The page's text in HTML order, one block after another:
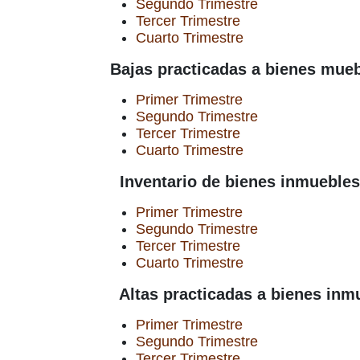
Segundo Trimestre
Tercer Trimestre
Cuarto Trimestre
Bajas practicadas a bienes
Primer Trimestre
Segundo Trimestre
Tercer Trimestre
Cuarto Trimestre
Inventario de bienes inmuebles
Primer Trimestre
Segundo Trimestre
Tercer Trimestre
Cuarto Trimestre
Altas practicadas a bienes
Primer Trimestre
Segundo Trimestre